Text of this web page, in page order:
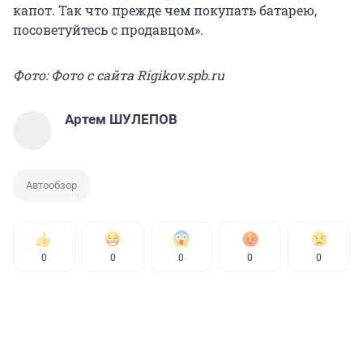
капот. Так что прежде чем покупать батарею,
посоветуйтесь с продавцом».
Фото: Фото с сайта Rigikov.spb.ru
Артем ШУЛЕПОВ
Автообзор
0 0 0 0 0